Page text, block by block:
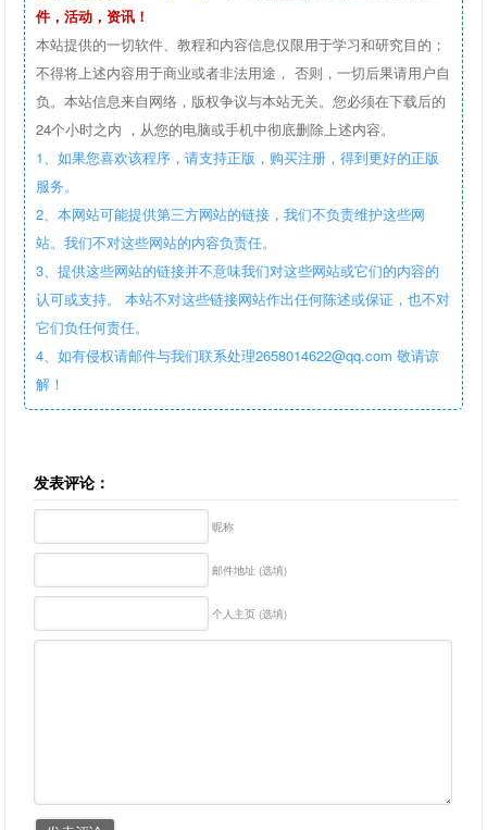
件，活动，资讯！
本站提供的一切软件、教程和内容信息仅限用于学习和研究目的；
不得将上述内容用于商业或者非法用途， 否则，一切后果请用户自
负。本站信息来自网络，版权争议与本站无关。您必须在下载后的
24个小时之内 ，从您的电脑或手机中彻底删除上述内容。
1、如果您喜欢该程序，请支持正版，购买注册，得到更好的正版
服务。
2、本网站可能提供第三方网站的链接，我们不负责维护这些网
站。我们不对这些网站的内容负责任。
3、提供这些网站的链接并不意味我们对这些网站或它们的内容的
认可或支持。 本站不对这些链接网站作出任何陈述或保证，也不对
它们负任何责任。
4、如有侵权请邮件与我们联系处理2658014622@qq.com 敬请谅
解！
发表评论：
昵称
邮件地址 (选填)
个人主页 (选填)